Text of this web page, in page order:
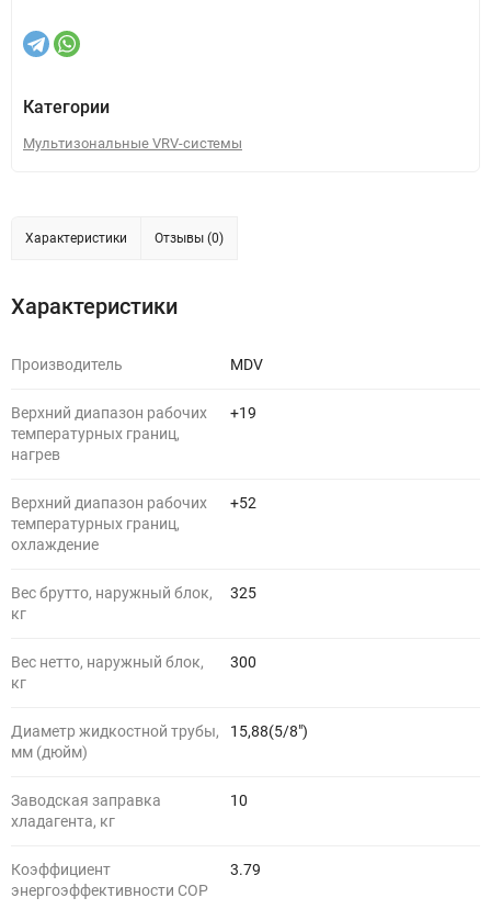
Категории
Мультизональные VRV-системы
Характеристики Отзывы (0)
Характеристики
Производитель MDV
Верхний диапазон рабочих
температурных границ,
нагрев
+19
Верхний диапазон рабочих
температурных границ,
охлаждение
+52
Вес брутто, наружный блок,
кг
325
Вес нетто, наружный блок,
кг
300
Диаметр жидкостной трубы,
мм (дюйм)
15,88(5/8")
Заводская заправка
хладагента, кг
10
Коэффициент
энергоэффективности COP
3.79